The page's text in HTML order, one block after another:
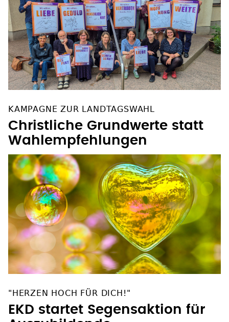
Christliche Grundwerte statt
Wahlempfehlungen
EKD startet Segensaktion für
Auszubildende